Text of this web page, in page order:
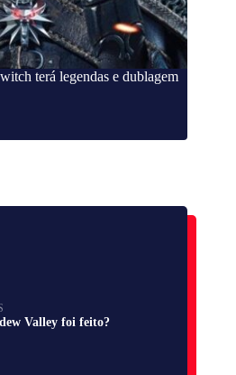
terá legendas e dublagem
Valley foi feito?